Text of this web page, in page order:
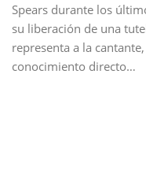
Spears durante los
su liberación de una
representa a la
conocimiento directo…